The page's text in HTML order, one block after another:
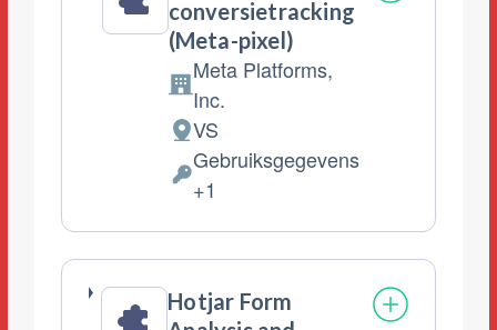
conversietracking
(Meta-pixel)
Bedrijf:
Meta Platforms,
Inc.
Verwerkingslocatie:
VS
Verwerkte
Gebruiksgegevens
+1
Hotjar Form